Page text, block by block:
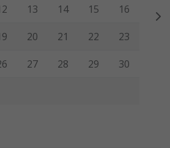
13 14 15 16
20 21 22 23
27 28 29 30